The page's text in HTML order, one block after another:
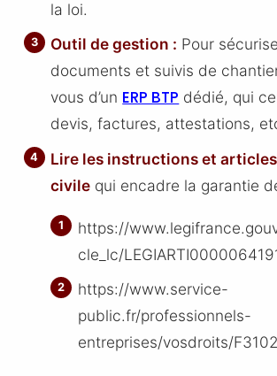
la loi.
Outil de gestion : Pour
documents et suivis de
vous d’un ERP BTP dédié, qui
devis, factures, attestations,
Lire les instructions et
civile qui encadre la garantie
https://
cle_lc/
https://www.service-
public.fr/professionnels-
entreprises/vosdroits/